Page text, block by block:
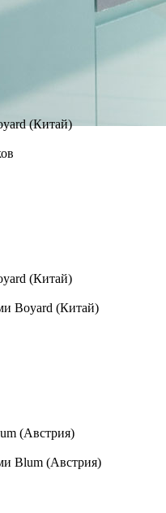
(Китай)
(Китай)
Boyard (Китай)
(Австрия)
Blum (Австрия)